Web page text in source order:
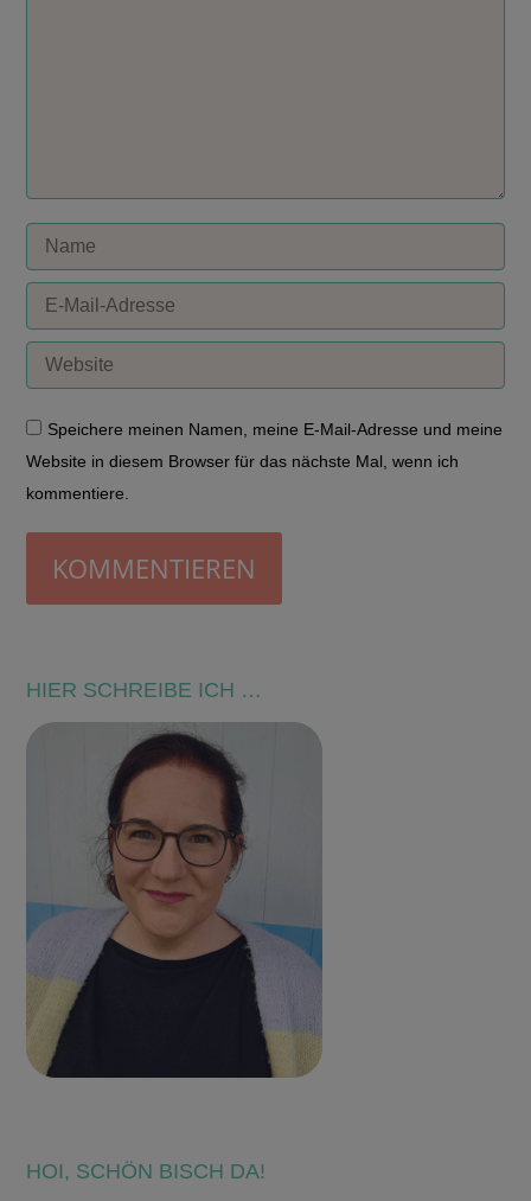
Name
E-Mail-Adresse
Website
Speichere meinen Namen, meine E-Mail-Adresse und meine
Website in diesem Browser für das nächste Mal, wenn ich
kommentiere.
KOMMENTIEREN
HIER SCHREIBE ICH …
HOI, SCHÖN BISCH DA!